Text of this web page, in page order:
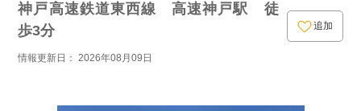
神戸高速鉄道東西線 高速神戸駅 徒
歩3分
情報更新日： 2026年08月09日
追加